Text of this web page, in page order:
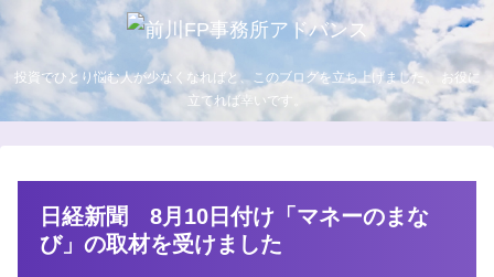
投資でひとり悩む人が少なくなればと、このブログを立ち上げました。 お役に
立てれば幸いです。
日経新聞 8月10日付け「マネーのまな
び」の取材を受けました